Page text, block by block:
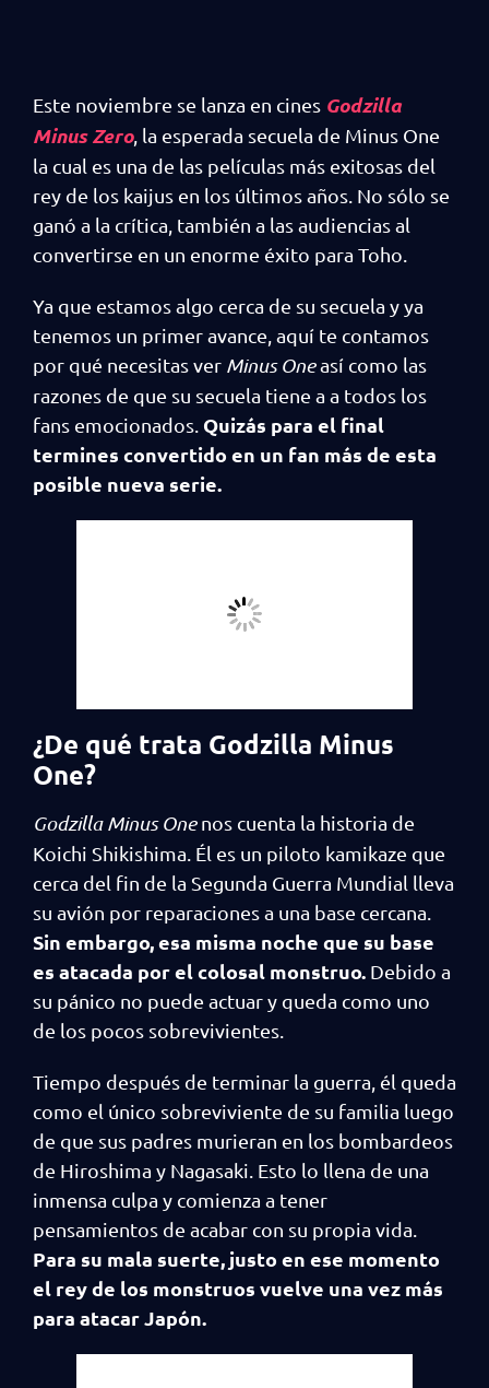
Este noviembre se lanza en cines Godzilla
Minus Zero, la esperada secuela de Minus One
la cual es una de las películas más exitosas del
rey de los kaijus en los últimos años. No sólo se
ganó a la crítica, también a las audiencias al
convertirse en un enorme éxito para Toho.
Ya que estamos algo cerca de su secuela y ya
tenemos un primer avance, aquí te contamos
por qué necesitas ver Minus Oneasí como las
razones de que su secuela tiene a a todos los
fans emocionados. Quizás para el final
termines convertido en un fan más de esta
posible nueva serie.
¿De qué trata Godzilla Minus
One?
Godzilla Minus Onenos cuenta la historia de
Koichi Shikishima. Él es un piloto kamikaze que
cerca del fin de la Segunda Guerra Mundial lleva
su avión por reparaciones a una base cercana.
Sin embargo, esa misma noche que su base
es atacada por el colosal monstruo. Debido a
su pánico no puede actuar y queda como uno
de los pocos sobrevivientes.
Tiempo después de terminar la guerra, él queda
como el único sobreviviente de su familia luego
de que sus padres murieran en los bombardeos
de Hiroshima y Nagasaki. Esto lo llena de una
inmensa culpa y comienza a tener
pensamientos de acabar con su propia vida.
Para su mala suerte, justo en ese momento
el rey de los monstruos vuelve una vez más
para atacar Japón.